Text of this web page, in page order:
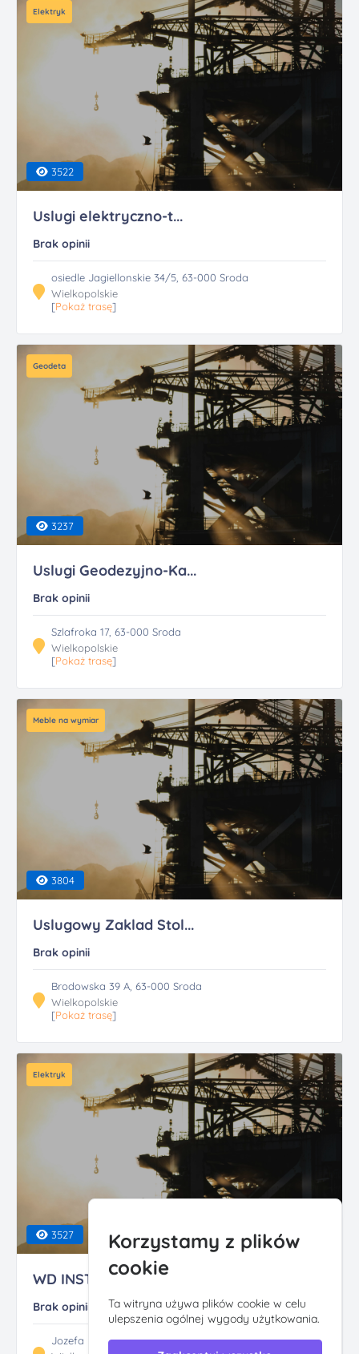
Elektryk
3522
Uslugi elektryczno-t...
Brak opinii
osiedle Jagiellonskie 34/5, 63-000 Sroda
Wielkopolskie
[Pokaż trasę]
Geodeta
3237
Uslugi Geodezyjno-Ka...
Brak opinii
Szlafroka 17, 63-000 Sroda
Wielkopolskie
[Pokaż trasę]
Meble na wymiar
3804
Uslugowy Zaklad Stol...
Brak opinii
Brodowska 39 A, 63-000 Sroda
Wielkopolskie
[Pokaż trasę]
Elektryk
3527
WD INSTAL Elektryk S...
Brak opinii
Jozefa Ignacego Kraszewskiego 1, 63-000 Sroda
Korzystamy z plików
cookie
Ta witryna używa plików cookie w celu
ulepszenia ogólnej wygody użytkowania.